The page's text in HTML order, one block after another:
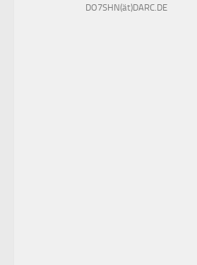
DO7SHN(ät)DARC.DE